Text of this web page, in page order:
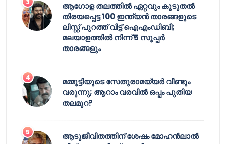
ആഗോള തലത്തിൽ ഏറ്റവും കൂടുതൽ
തിരയപ്പെട്ട 100 ഇന്ത്യൻ താരങ്ങളുടെ
ലിസ്റ്റ് പുറത്ത് വിട്ട് ഐഎംഡിബി;
മലയാളത്തിൽ നിന്ന് 5 സൂപ്പർ
താരങ്ങളും
മമ്മൂട്ടിയുടെ സേതുരാമയ്യർ വീണ്ടും
വരുന്നു; ആറാം വരവിൽ ഒപ്പം പുതിയ
തലമുറ?
ആടുജീവിതത്തിന് ശേഷം മോഹൻലാൽ